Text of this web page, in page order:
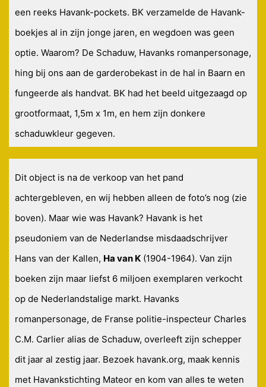
een reeks Havank-pockets. BK verzamelde de Havank-
boekjes al in zijn jonge jaren, en wegdoen was geen
optie. Waarom? De Schaduw, Havanks romanpersonage,
hing bij ons aan de garderobekast in de hal in Baarn en
fungeerde als handvat. BK had het beeld uitgezaagd op
grootformaat, 1,5m x 1m, en hem zijn donkere
schaduwkleur gegeven.
Dit object is na de verkoop van het pand
achtergebleven, en wij hebben alleen de foto’s nog (zie
boven). Maar wie was Havank? Havank is het
pseudoniem van de Nederlandse misdaadschrijver
Hans van der Kallen, Ha van K (1904-1964). Van zijn
boeken zijn maar liefst 6 miljoen exemplaren verkocht
op de Nederlandstalige markt. Havanks
romanpersonage, de Franse politie-inspecteur Charles
C.M. Carlier alias de Schaduw, overleeft zijn schepper
dit jaar al zestig jaar. Bezoek havank.org, maak kennis
met Havankstichting Mateor en kom van alles te weten